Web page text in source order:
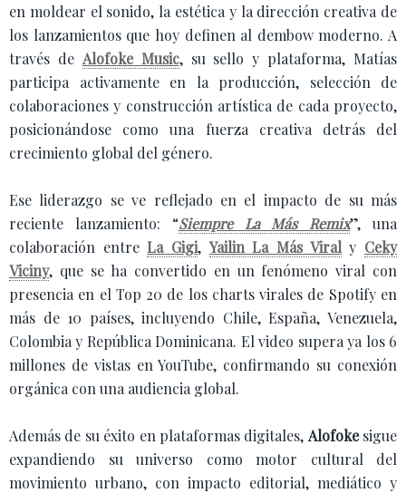
en moldear el sonido, la estética y la dirección creativa de
los lanzamientos que hoy definen al dembow moderno. A
través de Alofoke Music, su sello y plataforma, Matías
participa activamente en la producción, selección de
colaboraciones y construcción artística de cada proyecto,
posicionándose como una fuerza creativa detrás del
crecimiento global del género.
Ese liderazgo se ve reflejado en el impacto de su más
reciente lanzamiento: “Siempre La Más Remix”, una
colaboración entreLa Gigi, Yailin La Más Viraly Ceky
Viciny, que se ha convertido en un fenómeno viral con
presencia en el Top 20 de los charts virales de Spotify en
más de 10 países, incluyendo Chile, España, Venezuela,
Colombia y República Dominicana. El video supera ya los 6
millones de vistas en YouTube, confirmando su conexión
orgánica con una audiencia global.
Además de su éxito en plataformas digitales, Alofokesigue
expandiendo su universo como motor cultural del
movimiento urbano, con impacto editorial, mediático y